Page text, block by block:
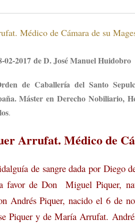
Médico de Cámara de su
02-2017 de D. José Manuel Huidobro
de Caballería del Santo
Máster en Derecho Nobiliario,
.
Arrufat. Médico de
de sangre dada por Diego
favor de Don Miguel Piquer,
Andrés Piquer, nacido el 6 de
Piquer y de María Arrufat.